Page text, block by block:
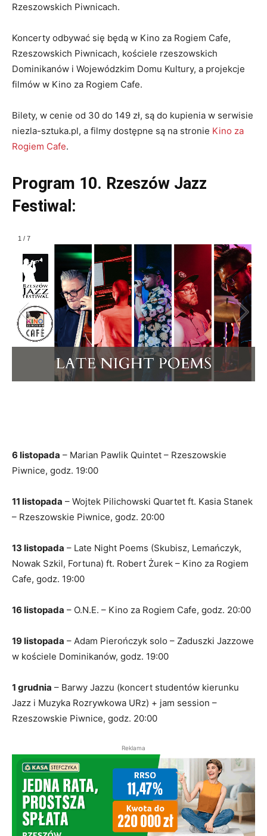
Rzeszowskich Piwnicach.
Koncerty odbywać się będą w Kino za Rogiem Cafe,
Rzeszowskich Piwnicach, kościele rzeszowskich
Dominikanów i Wojewódzkim Domu Kultury, a projekcje
filmów w Kino za Rogiem Cafe.
Bilety, w cenie od 30 do 149 zł, są do kupienia w serwisie
niezla-sztuka.pl, a filmy dostępne są na stronie Kino za
Rogiem Cafe.
Program 10. Rzeszów Jazz
Festiwal:
1 / 7
6 listopada – Marian Pawlik Quintet – Rzeszowskie
Piwnice, godz. 19:00
11 listopada – Wojtek Pilichowski Quartet ft. Kasia Stanek
– Rzeszowskie Piwnice, godz. 20:00
13 listopada – Late Night Poems (Skubisz, Lemańczyk,
Nowak Szkil, Fortuna) ft. Robert Żurek – Kino za Rogiem
Cafe, godz. 19:00
16 listopada – O.N.E. – Kino za Rogiem Cafe, godz. 20:00
19 listopada – Adam Pierończyk solo – Zaduszki Jazzowe
w kościele Dominikanów, godz. 19:00
1 grudnia – Barwy Jazzu (koncert studentów kierunku
Jazz i Muzyka Rozrywkowa URz) + jam session –
Rzeszowskie Piwnice, godz. 20:00
Reklama